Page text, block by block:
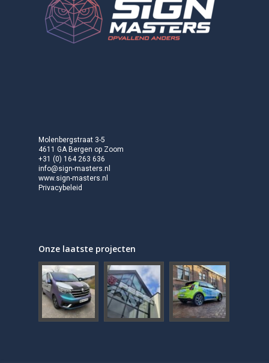
Molenbergstraat 3-5
4611 GA Bergen op Zoom
+31 (0) 164 263 636
info@sign-masters.nl
www.sign-masters.nl
Privacybeleid
Onze laatste projecten